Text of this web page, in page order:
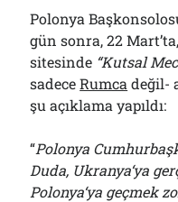
Polonya
gün sonra, 22
sitesinde “Kutsal
sadeceRumca değil-
şu açıklama yapıldı:
“Polonya
Duda, Ukranya‘ya
Polonya‘ya geçmek